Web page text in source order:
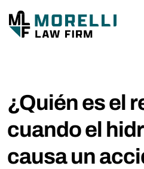
¿Quién es el
cuando el
causa un